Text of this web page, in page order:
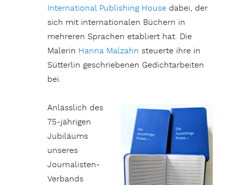
International Publishing House dabei, der
sich mit internationalen Büchern in
mehreren Sprachen etabliert hat. Die
Malerin Hanna Malzahn steuerte ihre in
Sütterlin geschriebenen Gedichtarbeiten
bei.
Anlässlich des
75-jährigen
Jubiläums
unseres
Journalisten-
Verbands